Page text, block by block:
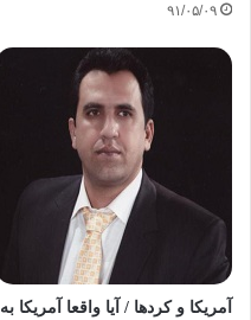
۹۱/۰۵/۰۹
آمریکا و کردها / آیا واقعا آمریکا به